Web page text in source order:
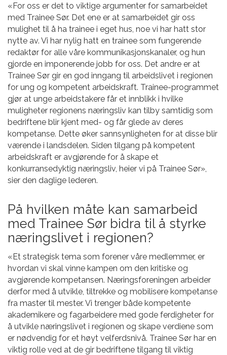
«For oss er det to viktige argumenter for samarbeidet
med Trainee Sør. Det ene er at samarbeidet gir oss
mulighet til å ha trainee i eget hus, noe vi har hatt stor
nytte av. Vi har nylig hatt en trainee som fungerende
redaktør for alle våre kommunikasjonskanaler, og hun
gjorde en imponerende jobb for oss. Det andre er at
Trainee Sør gir en god inngang til arbeidslivet i regionen
for ung og kompetent arbeidskraft. Trainee-programmet
gjør at unge arbeidstakere får et innblikk i hvilke
muligheter regionens næringsliv kan tilby samtidig som
bedriftene blir kjent med- og får glede av deres
kompetanse. Dette øker sannsynligheten for at disse blir
værende i landsdelen. Siden tilgang på kompetent
arbeidskraft er avgjørende for å skape et
konkurransedyktig næringsliv, heier vi på Trainee Sør»,
sier den daglige lederen.
På hvilken måte kan samarbeid
med Trainee Sør bidra til å styrke
næringslivet i regionen?
«Et strategisk tema som forener våre medlemmer, er
hvordan vi skal vinne kampen om den kritiske og
avgjørende kompetansen. Næringsforeningen arbeider
derfor med å utvikle, tiltrekke og mobilisere kompetanse
fra master til mester. Vi trenger både kompetente
akademikere og fagarbeidere med gode ferdigheter for
å utvikle næringslivet i regionen og skape verdiene som
er nødvendig for et høyt velferdsnivå. Trainee Sør har en
viktig rolle ved at de gir bedriftene tilgang til viktig